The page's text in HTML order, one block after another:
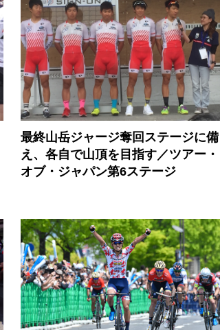
最終山岳ジャージ奪回ステージに備
え、各自で山頂を目指す／ツアー・
オブ・ジャパン第6ステージ